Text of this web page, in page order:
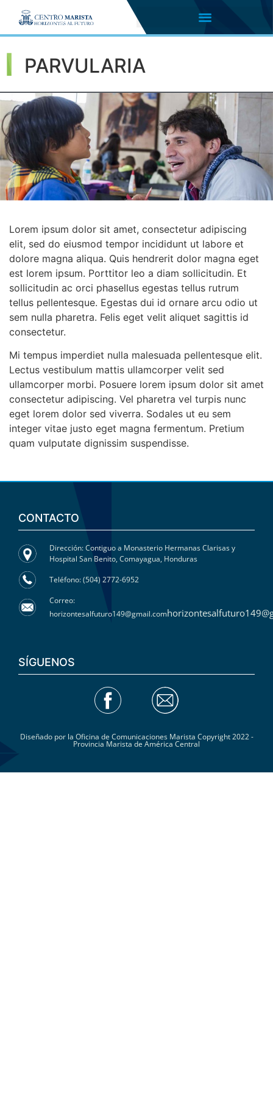
PARVULARIA
Lorem ipsum dolor sit amet, consectetur adipiscing
elit, sed do eiusmod tempor incididunt ut labore et
dolore magna aliqua. Quis hendrerit dolor magna eget
est lorem ipsum. Porttitor leo a diam sollicitudin. Et
sollicitudin ac orci phasellus egestas tellus rutrum
tellus pellentesque. Egestas dui id ornare arcu odio ut
sem nulla pharetra. Felis eget velit aliquet sagittis id
consectetur.
Mi tempus imperdiet nulla malesuada pellentesque elit.
Lectus vestibulum mattis ullamcorper velit sed
ullamcorper morbi. Posuere lorem ipsum dolor sit amet
consectetur adipiscing. Vel pharetra vel turpis nunc
eget lorem dolor sed viverra. Sodales ut eu sem
integer vitae justo eget magna fermentum. Pretium
quam vulputate dignissim suspendisse.
CONTACTO
Dirección: Contiguo a Monasterio Hermanas Clarisas y
Hospital San Benito, Comayagua, Honduras
Teléfono: (504) 2772-6952
Correo:
horizontesalfuturo149@gmail.com
SÍGUENOS
Diseñado por la Oficina de Comunicaciones Marista Copyright 2022 -
Provincia Marista de América Central